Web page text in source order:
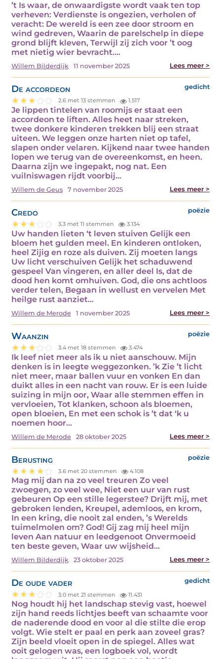
’t Is waar, de onwaardigste wordt vaak ten top
verheven: Verdienste is ongezien, verholen of
veracht: De wereld is een zee door stroom en
wind gedreven, Waarin de parelschelp in diepe
grond blijft kleven, Terwijl zij zich voor ’t oog
met nietig wier bevracht.…
Willem Bilderdijk 11 november 2025 Lees meer >
De accordeon gedicht
2.6 met 13 stemmen 1.517
Je lippen tintelen van roomijs er staat een
accordeon te liften. Alles heet naar streken,
twee donkere kinderen trekken blij een straat
uiteen. We leggen onze harten niet op tafel,
slapen onder velaren. Kijkend naar twee handen
lopen we terug van de overeenkomst, en heen.
Daarna zijn we ingepakt, nog nat. Een
vuilniswagen rijdt voorbij…
Willem de Geus 7 november 2025 Lees meer >
Credo poëzie
3.3 met 11 stemmen 3.134
Uw handen lieten ‘t leven stuiven Gelijk een
bloem het gulden meel. En kinderen ontloken,
heel Zijig en roze als duiven. Zij moeten langs
Uw licht verschuiven Gelijk het schaduwend
gespeel Van vingeren, en aller deel Is, dat de
dood hen komt omhuiven. God, die ons achtloos
verder telen, Begaan in wellust en vervelen Met
heilge rust aanziet…
Willem de Merode 1 november 2025 Lees meer >
Waanzin poëzie
3.4 met 18 stemmen 3.474
Ik leef niet meer als ik u niet aanschouw. Mijn
denken is in leegte weggezonken. ’k Zie ’t licht
niet meer, maar ballen vuur en vonken En dan
duikt alles in een nacht van rouw. Er is een luide
suizing in mijn oor, Waar alle stemmen effen in
vervloeien, Tot klanken, schoon als bloemen,
open bloeien, En met een schok is ’t dat ‘k u
noemen hoor…
Willem de Merode 28 oktober 2025 Lees meer >
Berusting poëzie
3.6 met 20 stemmen 4.108
Mag mij dan na zo veel treuren Zo veel
zwoegen, zo veel wee, Niet een uur van rust
gebeuren Op een stille legerstee? Drijft mij, met
gebroken lenden, Kreupel, ademloos, en krom,
In een kring, die nooit zal enden, ’s Werelds
tuimelmolen om? God! Gij zag mij heel mijn
leven Aan natuur en leedgenoot Onvermoeid
ten beste geven, Waar uw wijsheid…
Willem Bilderdijk 23 oktober 2025 Lees meer >
De oude vader gedicht
3.0 met 21 stemmen 11.431
Nog houdt hij het landschap stevig vast, hoewel
zijn hand reeds lichtjes beeft van schaamte voor
de naderende dood en voor al die stilte die erop
volgt. Wie stelt er paal en perk aan zoveel gras?
Zijn beeld vloeit open in de spiegel. Alles wat
ooit gelogen was, een logboek vol, wordt